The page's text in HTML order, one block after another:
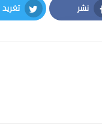
نشر
Facebook
تغريد
Twitter